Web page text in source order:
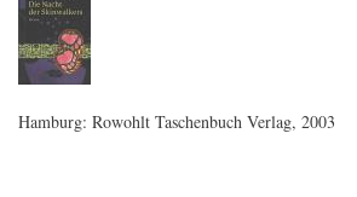
Hamburg: Rowohlt Taschenbuch Verlag, 2003